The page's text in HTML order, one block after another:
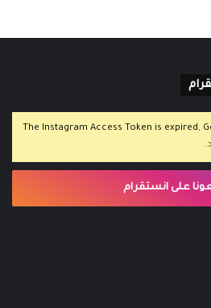
The Instagram Access Token is expired,
على انستقرام